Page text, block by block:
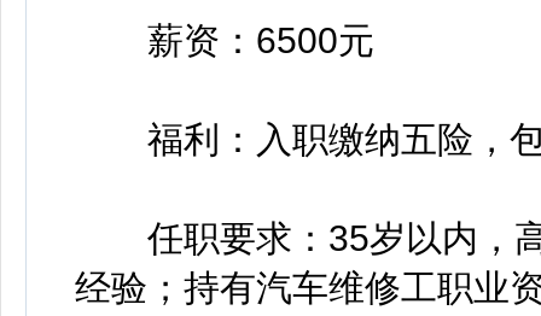
薪资：6500元
福利：入职缴纳五险，
任职要求：35岁以内，高
经验；持有汽车维修工职业